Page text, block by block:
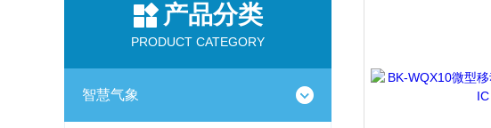
产品分类
PRODUCT CATEGORY
智慧气象